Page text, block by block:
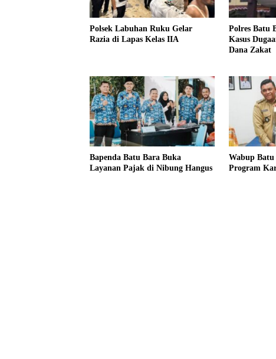
Polsek Labuhan Ruku Gelar
Razia di Lapas Kelas IIA
Polres Batu
Kasus
Dana Zakat
Bapenda Batu Bara Buka
Layanan Pajak di Nibung Hangus
Wabup Batu
Program